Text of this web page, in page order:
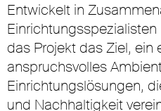
Entwickelt in
das Projekt das Ziel,
anspruchsvolles
Einrichtungslösungen,
und Nachhaltigkeit